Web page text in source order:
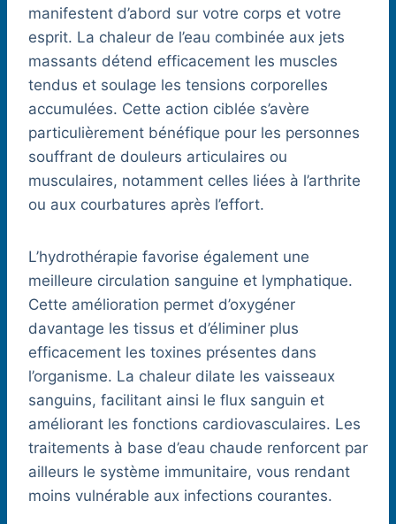
manifestent d’abord sur votre corps et votre
esprit. La chaleur de l’eau combinée aux jets
massants détend efficacement les muscles
tendus et soulage les tensions corporelles
accumulées. Cette action ciblée s’avère
particulièrement bénéfique pour les personnes
souffrant de douleurs articulaires ou
musculaires, notamment celles liées à l’arthrite
ou aux courbatures après l’effort.
L’hydrothérapie favorise également une
meilleure circulation sanguine et lymphatique.
Cette amélioration permet d’oxygéner
davantage les tissus et d’éliminer plus
efficacement les toxines présentes dans
l’organisme. La chaleur dilate les vaisseaux
sanguins, facilitant ainsi le flux sanguin et
améliorant les fonctions cardiovasculaires. Les
traitements à base d’eau chaude renforcent par
ailleurs le système immunitaire, vous rendant
moins vulnérable aux infections courantes.